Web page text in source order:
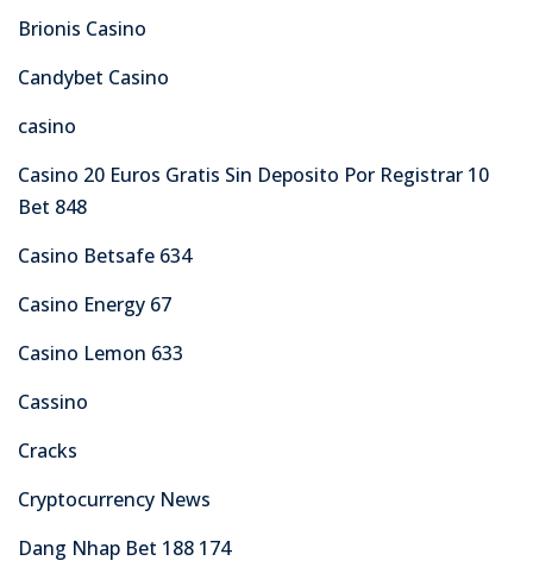
Brionis Casino
Candybet Casino
casino
Casino 20 Euros Gratis Sin Deposito Por Registrar 10
Bet 848
Casino Betsafe 634
Casino Energy 67
Casino Lemon 633
Cassino
Cracks
Cryptocurrency News
Dang Nhap Bet 188 174